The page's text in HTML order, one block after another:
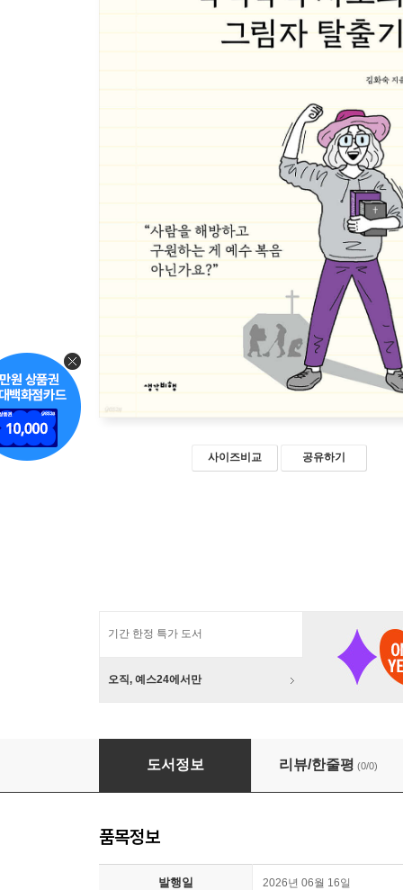
사이즈비교 공유하기
기간 한정 특가 도서
오직, 예스24에서만
숙덕숙덕 사모의 그림자 탈출기 (큰글자책)
도서정보 리뷰/한줄평 (0/0)
품목정보
발행일 2026년 06월 16일